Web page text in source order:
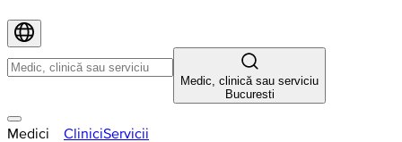
Medic, clinică sau serviciu
Bucuresti
Medici CliniciServicii